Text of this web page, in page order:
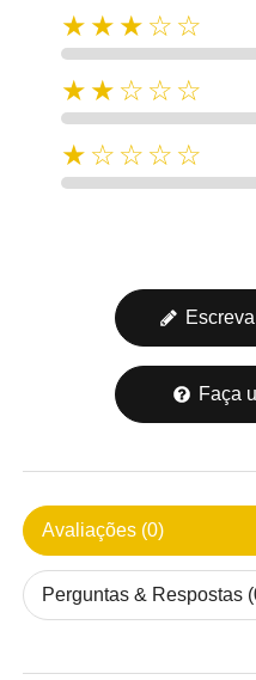
★★★☆☆
★★☆☆☆
★☆☆☆☆
Faça
Avaliações (0)
Perguntas & Respostas